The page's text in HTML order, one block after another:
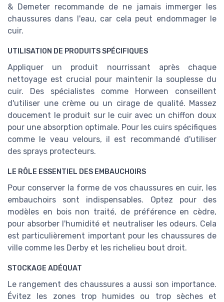
& Demeter recommande de ne jamais immerger les
chaussures dans l'eau, car cela peut endommager le
cuir.
UTILISATION DE PRODUITS SPÉCIFIQUES
Appliquer un produit nourrissant après chaque
nettoyage est crucial pour maintenir la souplesse du
cuir. Des spécialistes comme Horween conseillent
d'utiliser une crème ou un cirage de qualité. Massez
doucement le produit sur le cuir avec un chiffon doux
pour une absorption optimale. Pour les cuirs spécifiques
comme le veau velours, il est recommandé d'utiliser
des sprays protecteurs.
LE RÔLE ESSENTIEL DES EMBAUCHOIRS
Pour conserver la forme de vos chaussures en cuir, les
embauchoirs sont indispensables. Optez pour des
modèles en bois non traité, de préférence en cèdre,
pour absorber l'humidité et neutraliser les odeurs. Cela
est particulièrement important pour les chaussures de
ville comme les Derby et les richelieu bout droit.
STOCKAGE ADÉQUAT
Le rangement des chaussures a aussi son importance.
Évitez les zones trop humides ou trop sèches et